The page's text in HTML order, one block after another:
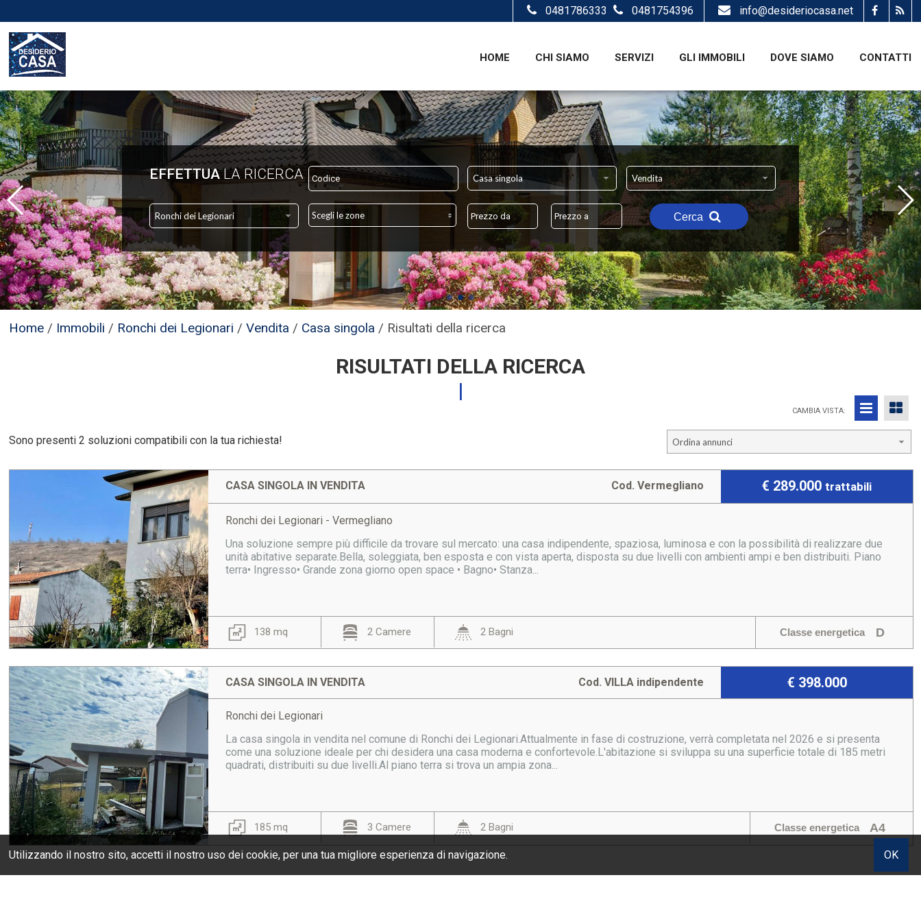
HOME CHI SIAMO SERVIZI GLI IMMOBILI DOVE SIAMO CONTATTI
info@desideriocasa.net
0481786333 0481754396
EFFETTUALA RICERCA Casa singola Vendita
Ronchi dei Legionari Scegli le zone Cerca
Home / Immobili / Ronchi dei Legionari /Vendita / Casa singola / Risultati della ricerca
RISULTATI DELLA RICERCA
CAMBIA VISTA:
Sono presenti 2 soluzioni compatibili con la tua richiesta! Ordina annunci
CASA SINGOLA IN VENDITA € 289.000trattabili
Cod. Vermegliano
Ronchi dei Legionari - Vermegliano
Una soluzione sempre più difficile da trovare sul mercato: una casa indipendente, spaziosa, luminosa e con la possibilità di realizzare due
unità abitative separate.Bella, soleggiata, ben esposta e con vista aperta, disposta su due livelli con ambienti ampi e ben distribuiti. Piano
terra• Ingresso• Grande zona giorno open space • Bagno• Stanza...
138 mq 2 Camere 2 Bagni Classe energetica D
CASA SINGOLA IN VENDITA € 398.000
Cod. VILLA indipendente
Ronchi dei Legionari
La casa singola in vendita nel comune di Ronchi dei Legionari.Attualmente in fase di costruzione, verrà completata nel 2026 e si presenta
come una soluzione ideale per chi desidera una casa moderna e confortevole.L'abitazione si sviluppa su una superficie totale di 185 metri
quadrati, distribuiti su due livelli.Al piano terra si trova un ampia zona...
185 mq 3 Camere 2 Bagni Classe energetica A4
Utilizzando il nostro sito, accetti il nostro uso deicookie, per una tua migliore esperienza di navigazione. OK